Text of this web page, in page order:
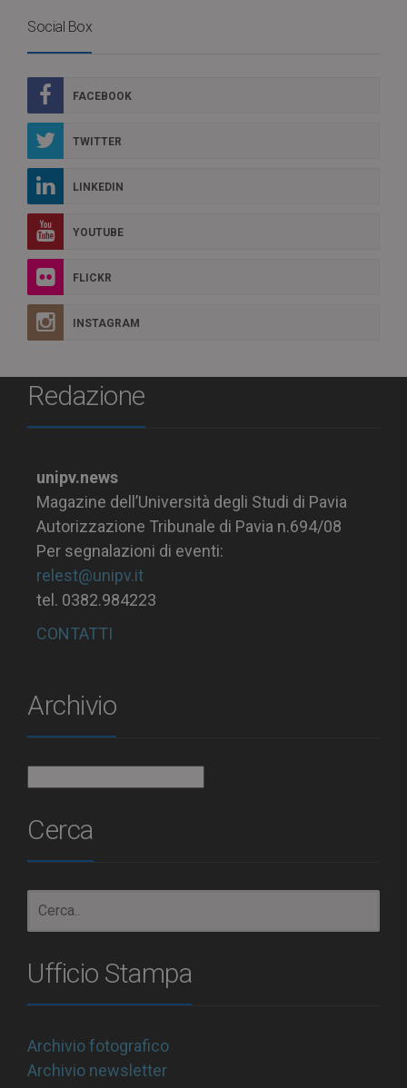
Social Box
FACEBOOK
TWITTER
LINKEDIN
YOUTUBE
FLICKR
INSTAGRAM
Redazione
unipv.news
Magazine dell’Università degli Studi di Pavia
Autorizzazione Tribunale di Pavia n.694/08
Per segnalazioni di eventi:
relest@unipv.it
tel. 0382.984223
CONTATTI
Archivio
Cerca
Ufficio Stampa
Archivio fotografico
Archivio newsletter